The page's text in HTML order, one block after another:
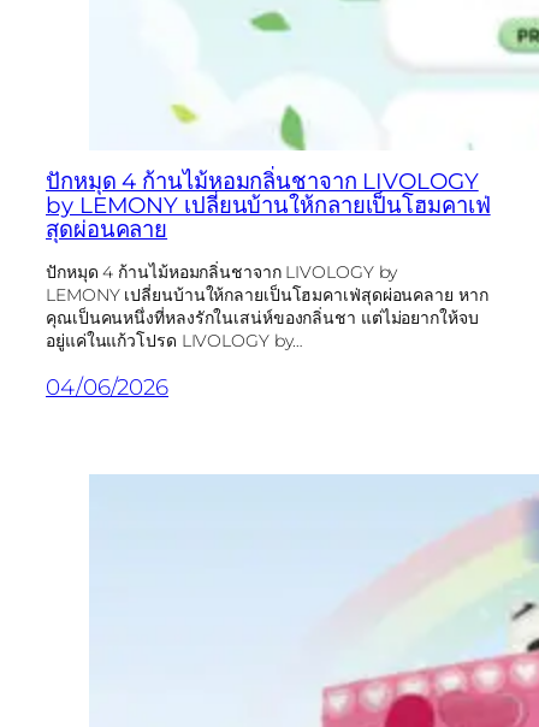
ปักหมุด 4 ก้านไม้หอมกลิ่นชาจาก LIVOLOGY
by LEMONY เปลี่ยนบ้านให้กลายเป็นโฮมคาเฟ่
สุดผ่อนคลาย
ปักหมุด 4 ก้านไม้หอมกลิ่นชาจาก LIVOLOGY by
LEMONY เปลี่ยนบ้านให้กลายเป็นโฮมคาเฟ่สุดผ่อนคลาย หาก
คุณเป็นคนหนึ่งที่หลงรักในเสน่ห์ของกลิ่นชา แต่ไม่อยากให้จบ
อยู่แค่ในแก้วโปรด LIVOLOGY by…
04/06/2026